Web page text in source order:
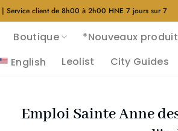
| Service client de 8h00 à 2h00 HNE 7 jours sur 7
Boutique *Nouveaux
English
Leolist City Guides
Emploi Sainte Anne